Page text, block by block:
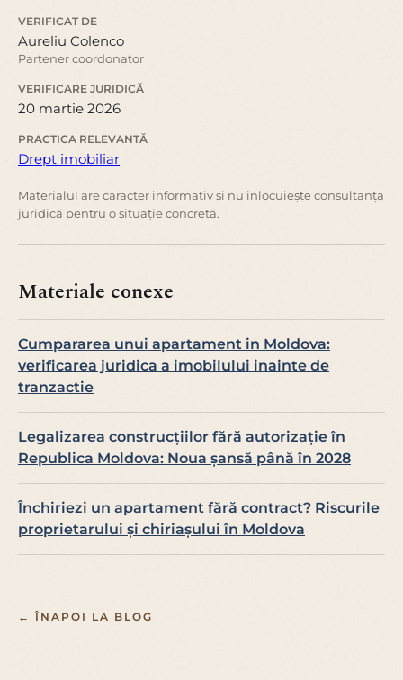
VERIFICAT DE
Aureliu Colenco
Partener coordonator
VERIFICARE JURIDICĂ
20 martie 2026
PRACTICA RELEVANTĂ
Drept imobiliar
Materialul are caracter informativ și nu înlocuiește consultanța
juridică pentru o situație concretă.
Materiale conexe
Cumpararea unui apartament in Moldova:
verificarea juridica a imobilului inainte de
tranzactie
Legalizarea construcțiilor fără autorizație în
Republica Moldova: Noua șansă până în 2028
Închiriezi un apartament fără contract? Riscurile
proprietarului și chiriașului în Moldova
← ÎNAPOI LA BLOG